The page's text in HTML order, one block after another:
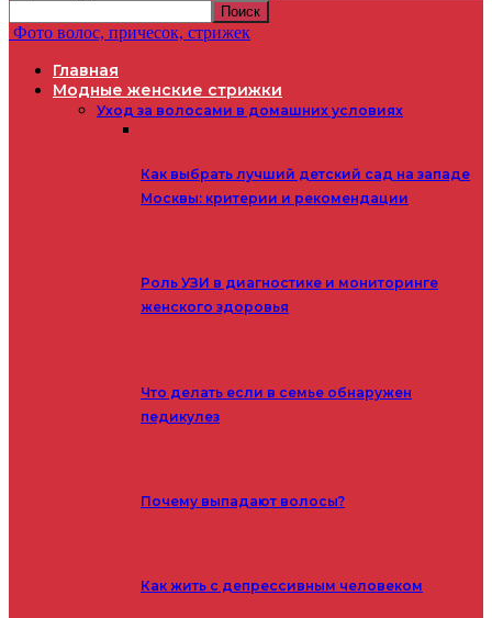
Фото волос, причесок, стрижек
Главная
Модные женские стрижки
Уход за волосами в домашних условиях
Как выбрать лучший детский сад на западе
Москвы: критерии и рекомендации
Роль УЗИ в диагностике и мониторинге
женского здоровья
Что делать если в семье обнаружен
педикулез
Почему выпадают волосы?
Как жить с депрессивным человеком